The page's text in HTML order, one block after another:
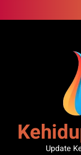
to
Update